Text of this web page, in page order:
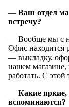
— Ваш отдел
встречу?
— Вообще мы с
Офис находится
— выкладку,
нашем магазине,
работать. С
— Какие
вспоминаются?